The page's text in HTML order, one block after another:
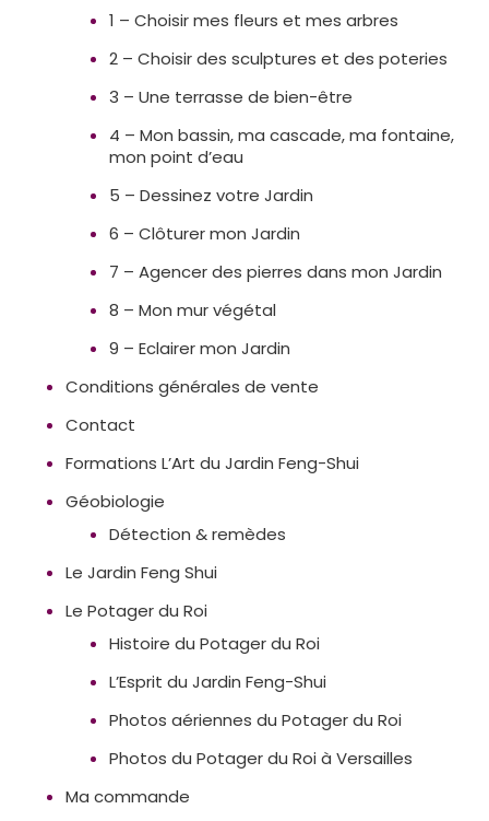
1 – Choisir mes fleurs et mes arbres
2 – Choisir des sculptures et des poteries
3 – Une terrasse de bien-être
4 – Mon bassin, ma cascade, ma fontaine,
mon point d’eau
5 – Dessinez votre Jardin
6 – Clôturer mon Jardin
7 – Agencer des pierres dans mon Jardin
8 – Mon mur végétal
9 – Eclairer mon Jardin
Conditions générales de vente
Contact
Formations L’Art du Jardin Feng-Shui
Géobiologie
Détection & remèdes
Le Jardin Feng Shui
Le Potager du Roi
Histoire du Potager du Roi
L’Esprit du Jardin Feng-Shui
Photos aériennes du Potager du Roi
Photos du Potager du Roi à Versailles
Ma commande